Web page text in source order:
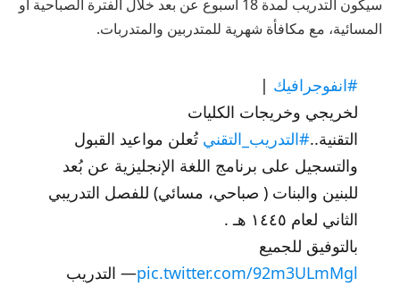
سيكون التدريب لمدة 18 أسبوع عن بعد خلال الفترة الصباحية أو
المسائية، مع مكافأة شهرية للمتدربين والمتدربات.
#انفوجرافيك |
لخريجي وخريجات الكليات
التقنية..#التدريب_التقني تُعلن مواعيد القبول
والتسجيل على برنامج اللغة الإنجليزية عن بُعد
للبنين والبنات ( صباحي، مسائي) للفصل التدريبي
الثاني لعام ١٤٤٥ هـ .
بالتوفيق للجميع
pic.twitter.com/92m3ULmMgl— التدريب